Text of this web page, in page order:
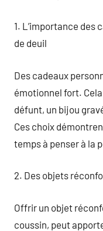
1. L’importance des
de deuil
Des cadeaux
émotionnel fort.
défunt, un bijou
Ces choix
temps à penser à la
2. Des objets
Offrir un objet
coussin, peut